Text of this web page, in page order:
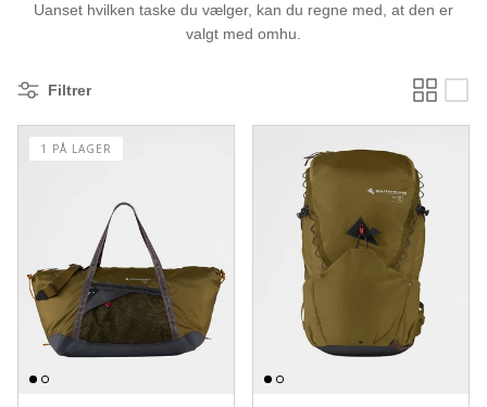
Uanset hvilken taske du vælger, kan du regne med, at den er
valgt med omhu.
Filtrer
1 PÅ LAGER